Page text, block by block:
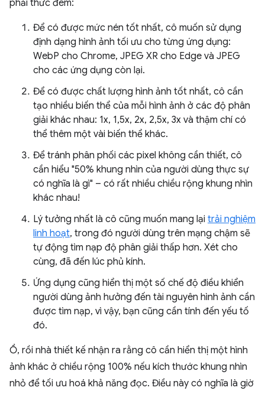
phải thức đêm:
Để có được mức nén tốt nhất, cô muốn sử dụng
định dạng hình ảnh tối ưu cho từng ứng dụng:
WebP cho Chrome, JPEG XR cho Edge và JPEG
cho các ứng dụng còn lại.
Để có được chất lượng hình ảnh tốt nhất, cô cần
tạo nhiều biến thể của mỗi hình ảnh ở các độ phân
giải khác nhau: 1x, 1,5x, 2x, 2,5x, 3x và thậm chí có
thể thêm một vài biến thể khác.
Để tránh phân phối các pixel không cần thiết, cô
cần hiểu "50% khung nhìn của người dùng thực sự
có nghĩa là gì" – có rất nhiều chiều rộng khung nhìn
khác nhau!
Lý tưởng nhất là cô cũng muốn mang lại trải nghiệm
linh hoạt, trong đó người dùng trên mạng chậm sẽ
tự động tìm nạp độ phân giải thấp hơn. Xét cho
cùng, đã đến lúc phủ kính.
Ứng dụng cũng hiển thị một số chế độ điều khiển
người dùng ảnh hưởng đến tài nguyên hình ảnh cần
được tìm nạp, vì vậy, bạn cũng cần tính đến yếu tố
đó.
Ồ, rồi nhà thiết kế nhận ra rằng cô cần hiển thị một hình
ảnh khác ở chiều rộng 100% nếu kích thước khung nhìn
nhỏ để tối ưu hoá khả năng đọc. Điều này có nghĩa là giờ